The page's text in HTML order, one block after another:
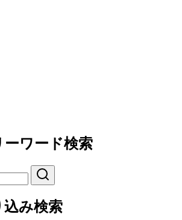
ーワード検索
込み検索